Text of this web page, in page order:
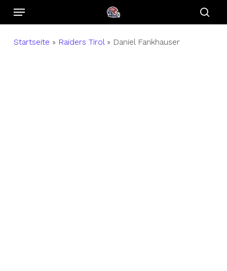
SkipMenu
Startseite » Raiders Tirol» Daniel Fankhauser